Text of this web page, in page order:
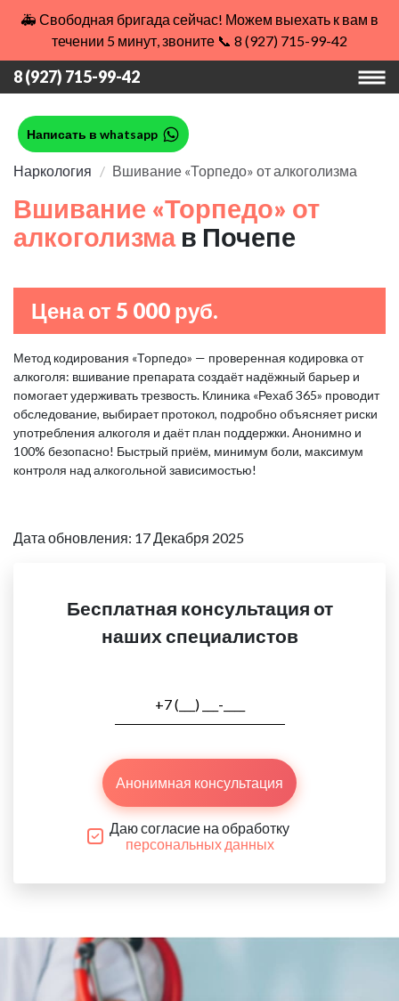
🚑 Свободная бригада сейчас! Можем выехать к вам в
течении 5 минут, звоните 📞 8 (927) 715-99-42
8 (927) 715-99-42
Написать в whatsapp
Наркология Вшивание «Торпедо» от алкоголизма
Вшивание «Торпедо» от
алкоголизма в Почепе
Цена от 5 000 руб.
Метод кодирования «Торпедо» — проверенная кодировка от
алкоголя: вшивание препарата создаёт надёжный барьер и
помогает удерживать трезвость. Клиника «Рехаб 365» проводит
обследование, выбирает протокол, подробно объясняет риски
употребления алкоголя и даёт план поддержки. Анонимно и
100% безопасно! Быстрый приём, минимум боли, максимум
контроля над алкогольной зависимостью!
Дата обновления: 17 Декабря 2025
Бесплатная консультация от
наших специалистов
Анонимная консультация
Даю согласие на обработку
персональных данных